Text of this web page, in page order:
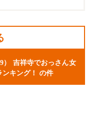
） 吉祥寺でおっさん女
ンキング！ の件